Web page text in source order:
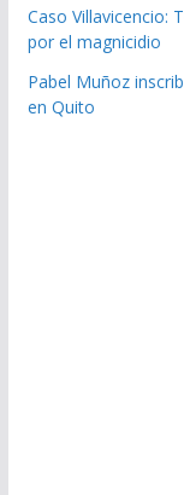
Caso Villavicencio:
por el magnicidio
Pabel Muñoz
en Quito